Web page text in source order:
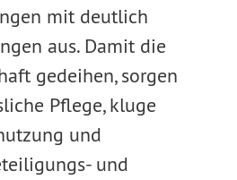
mit deutlich
aus. Damit die
gedeihen, sorgen
Pflege, kluge
und
und